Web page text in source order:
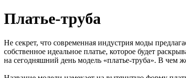
Платье-труба
Не секрет, что современная индустрия моды
собственное идеальное платье, которое будет
на сегодняшний день модель «платье-труба». В чем